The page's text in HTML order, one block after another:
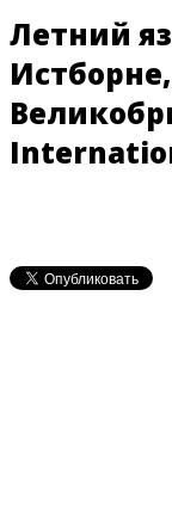
Летний